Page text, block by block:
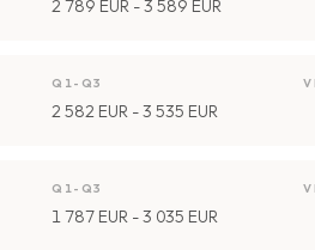
2 789 EUR - 3 589 EUR
Q1-Q3
2 582 EUR - 3 535 EUR
Q1-Q3
1 787 EUR - 3 035 EUR